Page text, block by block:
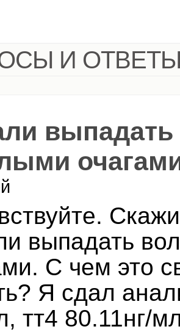
И
выпадать
С чем это
Я сдал
тт4 80.11нг/